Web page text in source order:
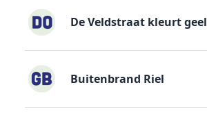
De Veldstraat kleurt geel
Buitenbrand Riel